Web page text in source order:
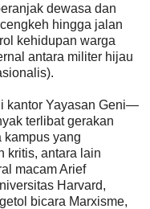
dewasa dan
hingga jalan
kehidupan warga
antara militer hijau
kantor Yayasan Geni—
terlibat gerakan
kampus yang
kritis, antara lain
macam Arief
Harvard,
bicara Marxisme,